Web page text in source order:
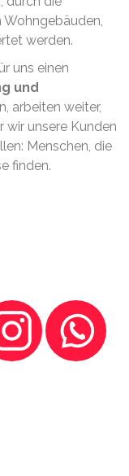
werden.
uns einen
und
arbeiten weiter,
wir unsere Kunden
Menschen, die
finden.